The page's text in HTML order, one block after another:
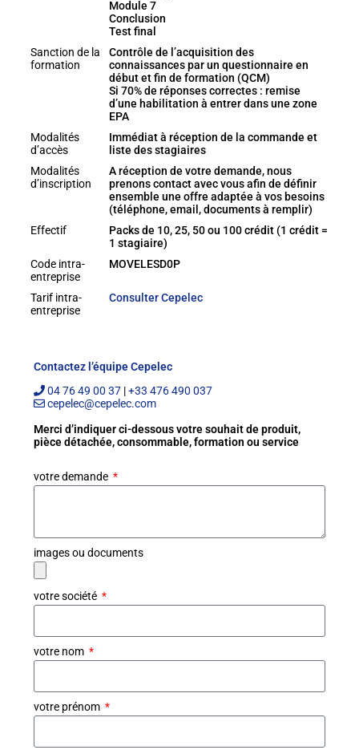
Module 7
Conclusion
Test final
Sanction de la
formation
Contrôle de l’acquisition des
connaissances par un questionnaire en
début et fin de formation (QCM)
Si 70% de réponses correctes : remise
d’une habilitation à entrer dans une zone
EPA
Modalités
d’accès
Immédiat à réception de la commande et
liste des stagiaires
Modalités
d’inscription
A réception de votre demande, nous
prenons contact avec vous afin de définir
ensemble une offre adaptée à vos besoins
(téléphone, email, documents à remplir)
Effectif
Packs de 10, 25, 50 ou 100 crédit (1 crédit =
1 stagiaire)
Code intra-
entreprise
MOVELESD0P
Tarif intra-
entreprise
Consulter Cepelec
Contactez l’équipe Cepelec
04 76 49 00 37 |+33 476 490 037
cepelec@cepelec.com
Merci d’indiquer ci-dessous votre souhait de produit,
pièce détachée, consommable, formation ou service
votre demande
images ou documents
votre société
votre nom
votre prénom